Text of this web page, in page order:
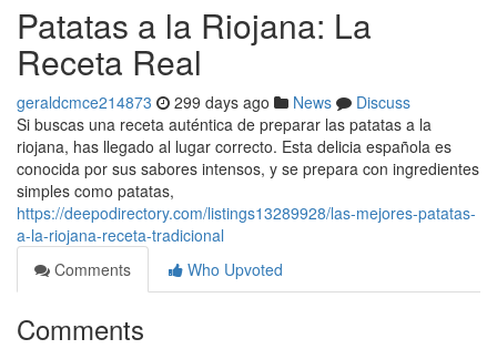
Patatas a la Riojana: La
Receta Real
geraldcmce214873 299 days ago News
Discuss
Si buscas una receta auténtica de preparar las patatas a la
riojana, has llegado al lugar correcto. Esta delicia española es
conocida por sus sabores intensos, y se prepara con ingredientes
simples como patatas,
https://deepodirectory.com/listings13289928/las-mejores-patatas-
a-la-riojana-receta-tradicional
Comments
Who Upvoted
Comments